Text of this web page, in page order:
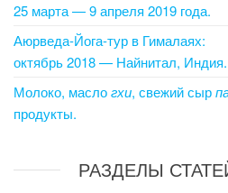
25 марта — 9 апреля 2019 года.
Аюрведа-Йога-тур в Гималаях:
октябрь 2018 — Найнитал, Индия.
Молоко, маслогхи, свежий сыр
продукты.
РАЗДЕЛЫ